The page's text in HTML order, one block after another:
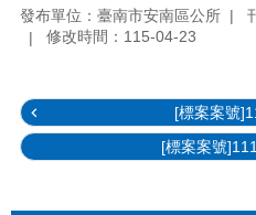
發布單位：臺南市安南區公所
修改時間：115-04-23
[標案案號
[標案案號